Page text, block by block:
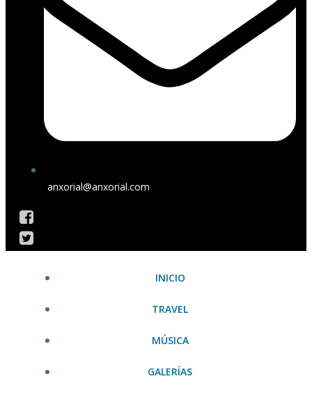
anxorial@anxorial.com
INICIO
TRAVEL
MÚSICA
GALERÍAS